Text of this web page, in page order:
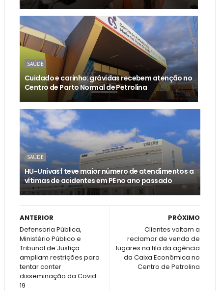
SAÚDE
Cuidado e carinho: grávidas recebem atenção no
Centro de Parto Normal de Petrolina
SAÚDE
HU-Univasf teve maior número de atendimentos a
vítimas de acidentes em PE no ano passado
PRÓXIMO
Clientes voltam a
reclamar de venda de
lugares na fila da agência
da Caixa Econômica no
Centro de Petrolina
ANTERIOR
Defensoria Pública,
Ministério Público e
Tribunal de Justiça
ampliam restrições para
tentar conter
disseminação da Covid-
19